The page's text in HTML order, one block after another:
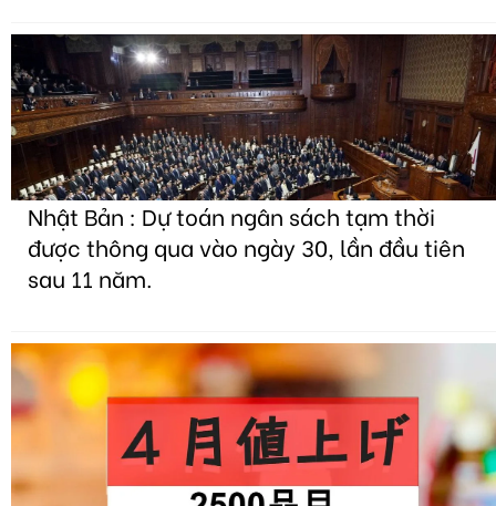
Nhật Bản : Dự toán ngân sách tạm thời
được thông qua vào ngày 30, lần đầu tiên
sau 11 năm.